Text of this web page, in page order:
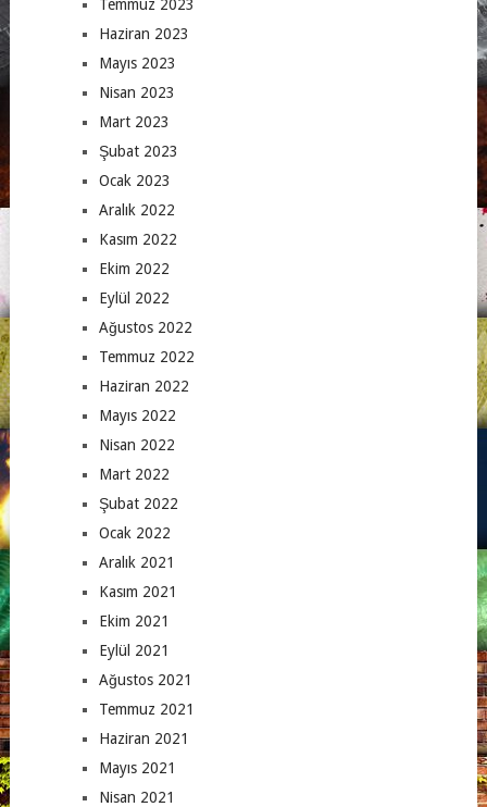
Temmuz 2023
Haziran 2023
Mayıs 2023
Nisan 2023
Mart 2023
Şubat 2023
Ocak 2023
Aralık 2022
Kasım 2022
Ekim 2022
Eylül 2022
Ağustos 2022
Temmuz 2022
Haziran 2022
Mayıs 2022
Nisan 2022
Mart 2022
Şubat 2022
Ocak 2022
Aralık 2021
Kasım 2021
Ekim 2021
Eylül 2021
Ağustos 2021
Temmuz 2021
Haziran 2021
Mayıs 2021
Nisan 2021